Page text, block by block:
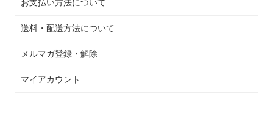
お支払い方法について
送料・配送方法について
メルマガ登録・解除
マイアカウント